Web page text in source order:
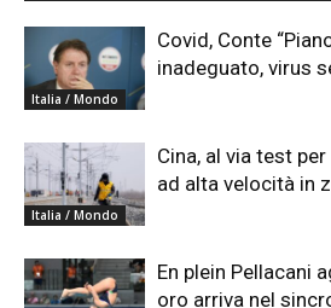
Italia / Mondo
Covid, Conte
inadeguato, virus
Italia / Mondo
Cina, al via test
ad alta velocità in
En plein Pellacani
oro arriva nel